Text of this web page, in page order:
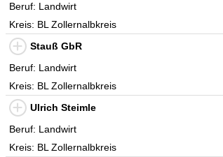
Beruf: Landwirt
Kreis: BL Zollernalbkreis
Stauß GbR
Beruf: Landwirt
Kreis: BL Zollernalbkreis
Ulrich Steimle
Beruf: Landwirt
Kreis: BL Zollernalbkreis